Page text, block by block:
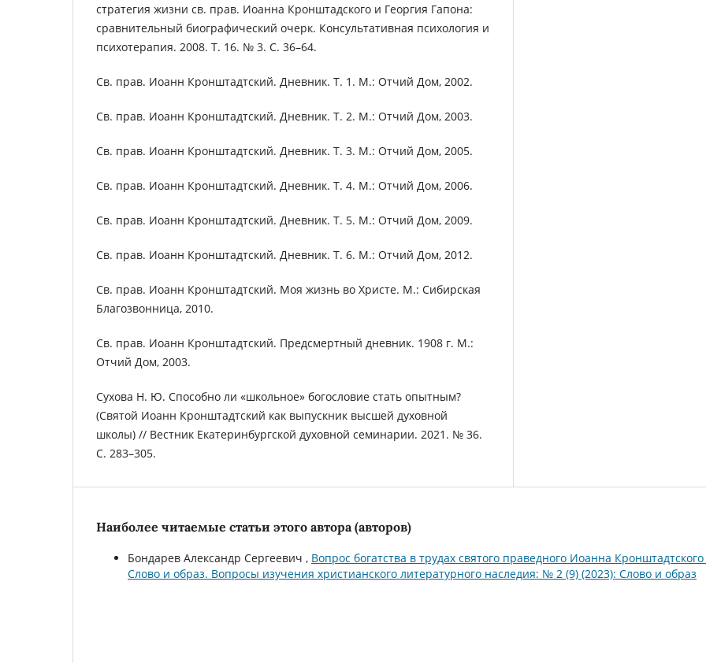
стратегия жизни св. прав. Иоанна Кронштадского и Георгия Гапона:
сравнительный биографический очерк. Консультативная психология и
психотерапия. 2008. Т. 16. № 3. С. 36–64.
Св. прав. Иоанн Кронштадтский. Дневник. Т. 1. М.: Отчий Дом, 2002.
Св. прав. Иоанн Кронштадтский. Дневник. Т. 2. М.: Отчий Дом, 2003.
Св. прав. Иоанн Кронштадтский. Дневник. Т. 3. М.: Отчий Дом, 2005.
Св. прав. Иоанн Кронштадтский. Дневник. Т. 4. М.: Отчий Дом, 2006.
Св. прав. Иоанн Кронштадтский. Дневник. Т. 5. М.: Отчий Дом, 2009.
Св. прав. Иоанн Кронштадтский. Дневник. Т. 6. М.: Отчий Дом, 2012.
Св. прав. Иоанн Кронштадтский. Моя жизнь во Христе. М.: Сибирская
Благозвонница, 2010.
Св. прав. Иоанн Кронштадтский. Предсмертный дневник. 1908 г. М.:
Отчий Дом, 2003.
Сухова Н. Ю. Способно ли «школьное» богословие стать опытным?
(Святой Иоанн Кронштадтский как выпускник высшей духовной
школы) // Вестник Екатеринбургской духовной семинарии. 2021. № 36.
С. 283–305.
Наиболее читаемые статьи этого автора (авторов)
Бондарев Александр Сергеевич , Вопрос богатства в трудах святого праведного Иоанна Кронштадтского
Слово и образ. Вопросы изучения христианского литературного наследия: № 2 (9) (2023): Слово и образ